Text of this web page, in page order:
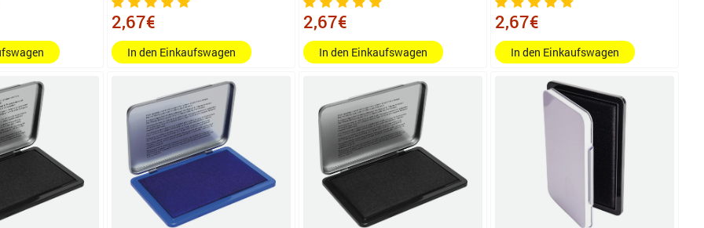
2,67€
In den Einkaufswagen
2,67€
In den Einkaufswagen
2,67€
In den Einkaufswagen